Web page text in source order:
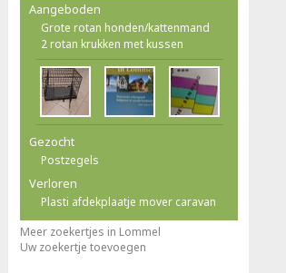
Aangeboden
Grote rotan honden/kattenmand
2 rotan krukken met kussen
Gezocht
Postzegels
Verloren
Plasti afdekplaatje mover caravan
Meer zoekertjes in Lommel
Uw zoekertje toevoegen